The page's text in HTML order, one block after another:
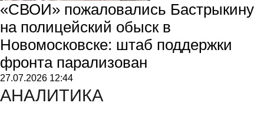
«СВОИ» пожаловались Бастрыкину
на полицейский обыск в
Новомосковске: штаб поддержки
фронта парализован
27.07.2026 12:44
АНАЛИТИКА